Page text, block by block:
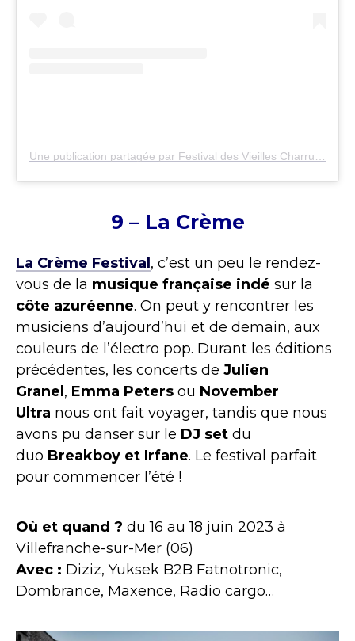
9 – La Crème
La Crème Festival, c’est un peu le rendez-
vous de la musique française indé sur la
côte azuréenne. On peut y rencontrer les
musiciens d’aujourd’hui et de demain, aux
couleurs de l’électro pop. Durant les éditions
précédentes, les concerts de Julien
Granel, Emma Peters ou November
Ultra nous ont fait voyager, tandis que nous
avons pu danser sur le DJ set du
duo Breakboy et Irfane. Le festival parfait
pour commencer l’été !
Où et quand ? du 16 au 18 juin 2023 à
Villefranche-sur-Mer (06)
Avec : Diziz, Yuksek B2B Fatnotronic,
Dombrance, Maxence, Radio cargo…